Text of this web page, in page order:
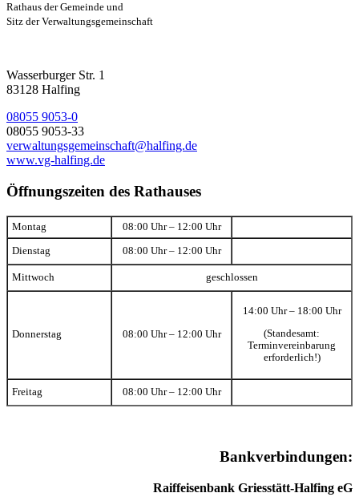
Rathaus der Gemeinde und
Sitz der Verwaltungsgemeinschaft
Wasserburger Str. 1
83128 Halfing
08055 9053-0
08055 9053-33
verwaltungsgemeinschaft@halfing.de
www.vg-halfing.de
Öffnungszeiten des Rathauses
Montag 08:00 Uhr – 12:00 Uhr
Dienstag 08:00 Uhr – 12:00 Uhr
Mittwoch geschlossen
Donnerstag 08:00 Uhr – 12:00 Uhr
14:00 Uhr – 18:00 Uhr
(Standesamt:
Terminvereinbarung
erforderlich!)
Freitag 08:00 Uhr – 12:00 Uhr
Bankverbindungen:
Raiffeisenbank Griesstätt-Halfing eG